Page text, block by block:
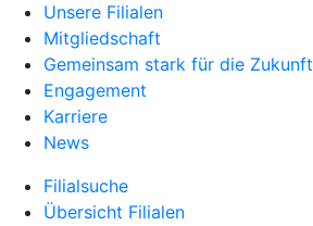
Unsere Filialen
Mitgliedschaft
Gemeinsam stark für die Zukunft
Engagement
Karriere
News
Filialsuche
Übersicht Filialen